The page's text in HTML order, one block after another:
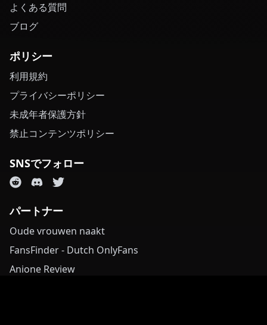
よくある質問
ブログ
ポリシー
利用規約
プライバシーポリシー
未成年者保護方針
禁止コンテンツポリシー
SNSでフォロー
パートナー
Oude vrouwen naakt
FansFinder - Dutch OnlyFans
Anione Review